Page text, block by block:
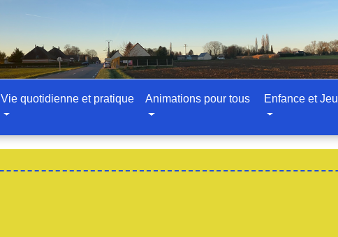
Vie quotidienne et pratique Animations pour tous Enfance et